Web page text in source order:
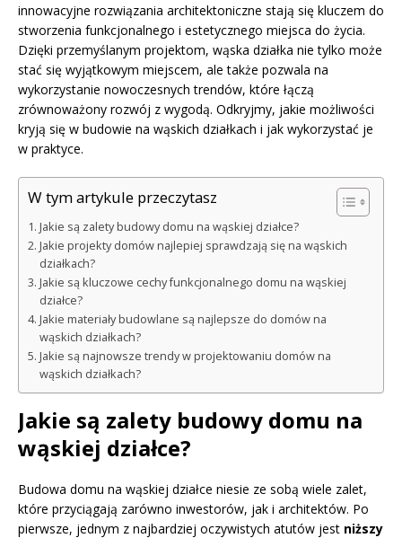
innowacyjne rozwiązania architektoniczne stają się kluczem do
stworzenia funkcjonalnego i estetycznego miejsca do życia.
Dzięki przemyślanym projektom, wąska działka nie tylko może
stać się wyjątkowym miejscem, ale także pozwala na
wykorzystanie nowoczesnych trendów, które łączą
zrównoważony rozwój z wygodą. Odkryjmy, jakie możliwości
kryją się w budowie na wąskich działkach i jak wykorzystać je
w praktyce.
W tym artykule przeczytasz
Jakie są zalety budowy domu na wąskiej działce?
Jakie projekty domów najlepiej sprawdzają się na wąskich
działkach?
Jakie są kluczowe cechy funkcjonalnego domu na wąskiej
działce?
Jakie materiały budowlane są najlepsze do domów na
wąskich działkach?
Jakie są najnowsze trendy w projektowaniu domów na
wąskich działkach?
Jakie są zalety budowy domu na
wąskiej działce?
Budowa domu na wąskiej działce niesie ze sobą wiele zalet,
które przyciągają zarówno inwestorów, jak i architektów. Po
pierwsze, jednym z najbardziej oczywistych atutów jest niższy